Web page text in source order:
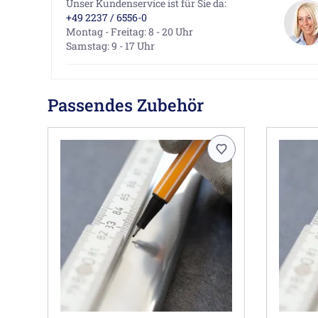
Unser Kundenservice ist für Sie da:
+49 2237 / 6556-0
Montag - Freitag: 8 - 20 Uhr
Samstag: 9 - 17 Uhr
Passendes Zubehör